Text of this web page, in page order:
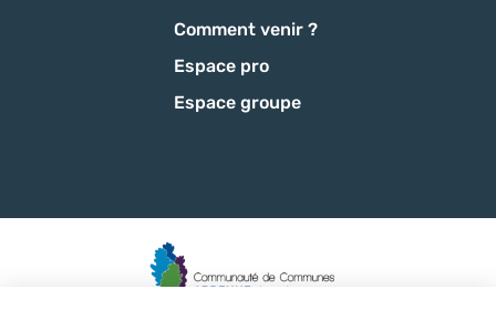
Comment venir ?
Espace pro
Espace groupe